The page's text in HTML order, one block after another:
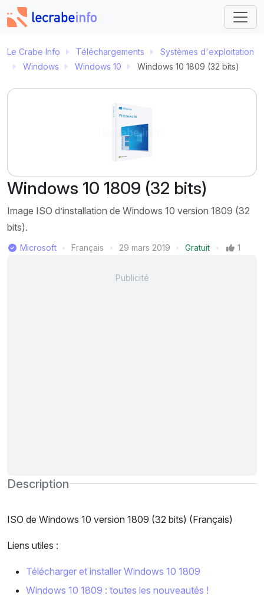
Le Crabe Info Téléchargements
Systèmes d'exploitation
Windows
Windows 10 Windows 10 1809 (32 bits)
Windows 10 1809 (32 bits)
Image ISO d’installation de Windows 10 version 1809 (32
bits).
Éditeur
Microsoft
Français
29 mars 2019
Gratuit
1
Description
ISO de Windows 10 version 1809 (32 bits) (Français)
Liens utiles :
Télécharger et installer Windows 10 1809
Windows 10 1809 : toutes les nouveautés !